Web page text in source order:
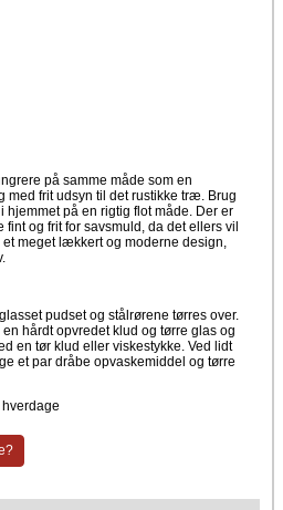
på samme måde som en
med frit udsyn til det rustikke træ. Brug
på en rigtig flot måde. Der er
og frit for savsmuld, da det ellers vil
meget lækkert og moderne design,
pudset og stålrørene tørres over.
hårdt opvredet klud og tørre glas og
en tør klud eller viskestykke. Ved lidt
et par dråbe opvaskemiddel og tørre